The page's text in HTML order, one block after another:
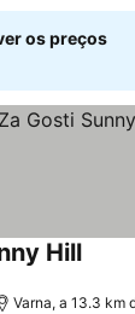
os preços
Hill
Varna, a 13.3 km